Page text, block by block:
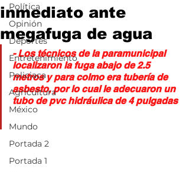
Política
Opinión
Deportes
Entretenimiento
Policiaca
Agricultura
México
Mundo
Portada 2
Portada 1
inmediato ante
megafuga de agua
- Los técnicos de la paramunicipal
localizaron la fuga abajo de 2.5
metros y para colmo era tubería de
asbesto, por lo cual le adecuaron un
tubo de pvc hidráulica de 4 pulgadas